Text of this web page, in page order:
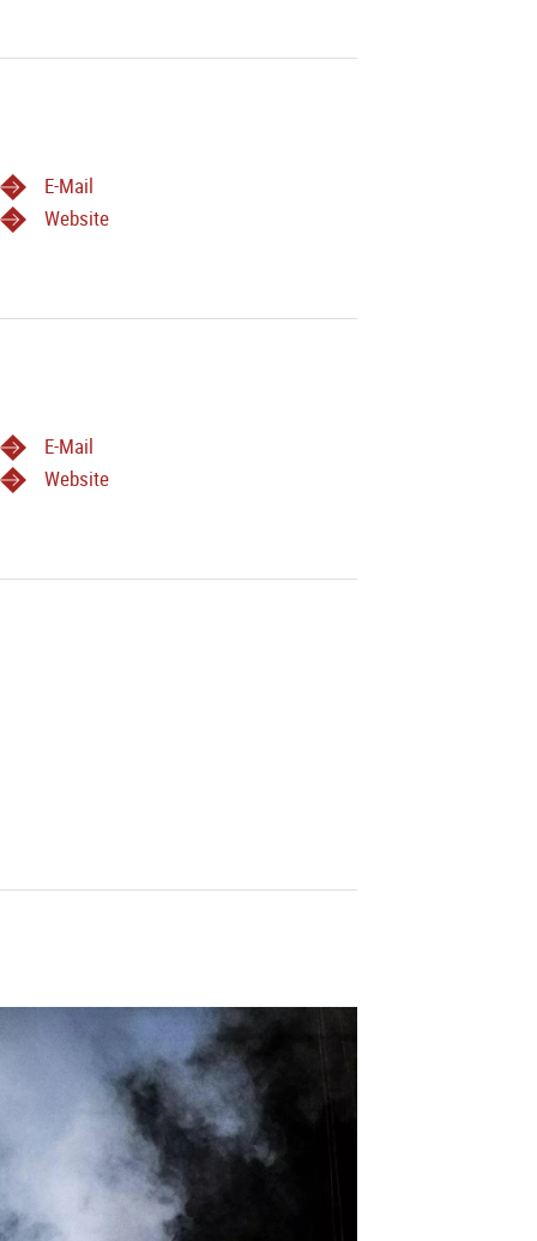
E-Mail
Website
E-Mail
Website